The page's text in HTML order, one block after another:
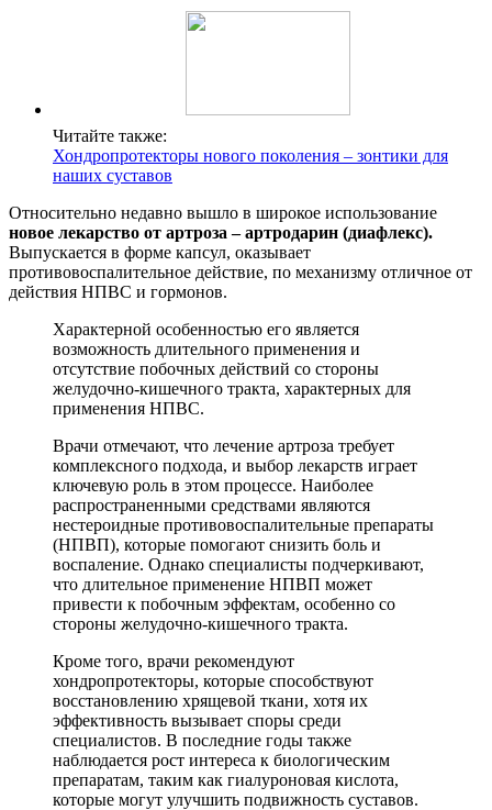
Читайте также:
Хондропротекторы нового поколения – зонтики для
наших суставов
Относительно недавно вышло в широкое использование
новое лекарство от артроза – артродарин (диафлекс).
Выпускается в форме капсул, оказывает
противовоспалительное действие, по механизму отличное от
действия НПВС и гормонов.
Характерной особенностью его является
возможность длительного применения и
отсутствие побочных действий со стороны
желудочно-кишечного тракта, характерных для
применения НПВС.
Врачи отмечают, что лечение артроза требует
комплексного подхода, и выбор лекарств играет
ключевую роль в этом процессе. Наиболее
распространенными средствами являются
нестероидные противовоспалительные препараты
(НПВП), которые помогают снизить боль и
воспаление. Однако специалисты подчеркивают,
что длительное применение НПВП может
привести к побочным эффектам, особенно со
стороны желудочно-кишечного тракта.
Кроме того, врачи рекомендуют
хондропротекторы, которые способствуют
восстановлению хрящевой ткани, хотя их
эффективность вызывает споры среди
специалистов. В последние годы также
наблюдается рост интереса к биологическим
препаратам, таким как гиалуроновая кислота,
которые могут улучшить подвижность суставов.